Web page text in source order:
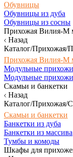
Обувницы
Обувницы из дуба
Обувницы из сосны
Прихожая Вилия-М
Назад
Каталог/Прихожая/
Прихожая Вилия-М
Модульные
Модульные
Скамьи и банкетки
Назад
Каталог/Прихожая/
Скамьи и банкетки
Банкетки из дуба
Банкетки из массива
Тумбы и комоды
Шкафы для